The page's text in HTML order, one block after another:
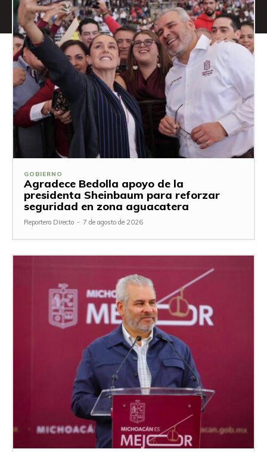
GOBIERNO
Agradece Bedolla apoyo de la
presidenta Sheinbaum para reforzar
seguridad en zona aguacatera
Reportero Directo - 7 de agosto de 2026